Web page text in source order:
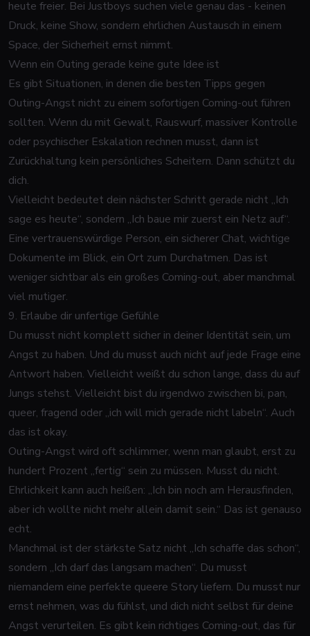
heute freier. Bei Justboys suchen viele genau das - keinen
Druck, keine Show, sondern ehrlichen Austausch in einem
Space, der Sicherheit ernst nimmt.
Wenn ein Outing gerade keine gute Idee ist
Es gibt Situationen, in denen die besten Tipps gegen
Outing-Angst nicht zu einem sofortigen Coming-out führen
sollten. Wenn du mit Gewalt, Rauswurf, massiver Kontrolle
oder psychischer Eskalation rechnen musst, dann ist
Zurückhaltung kein persönliches Scheitern. Dann schützt du
dich.
Vielleicht bedeutet dein nächster Schritt gerade nicht „Ich
sage es heute“, sondern „Ich baue mir zuerst ein Netz auf“.
Eine vertrauenswürdige Person, ein sicherer Chat, wichtige
Dokumente im Blick, ein Ort zum Durchatmen. Das ist
weniger sichtbar als ein großes Coming-out, aber manchmal
viel mutiger.
9. Erlaube dir unfertige Gefühle
Du musst nicht komplett sicher in deiner Identität sein, um
Angst zu haben. Und du musst auch nicht auf jede Frage eine
Antwort haben. Vielleicht weißt du schon lange, dass du auf
Jungs stehst. Vielleicht bist du irgendwo zwischen bi, pan,
queer, fragend oder „ich will mich gerade nicht labeln“. Auch
das ist okay.
Outing-Angst wird oft schlimmer, wenn man glaubt, erst zu
hundert Prozent „fertig“ sein zu müssen. Musst du nicht.
Ehrlichkeit kann auch heißen: „Ich bin noch am Herausfinden,
aber ich wollte nicht mehr allein damit sein.“ Das ist genauso
echt.
Manchmal ist der stärkste Satz nicht „Ich schaffe das schon“,
sondern „Ich darf das langsam machen“. Du musst
niemandem eine perfekte queere Story liefern. Du musst nur
ernst nehmen, was du fühlst, und dich nicht selbst für deine
Angst verurteilen. Es gibt kein richtiges Coming-out, das für